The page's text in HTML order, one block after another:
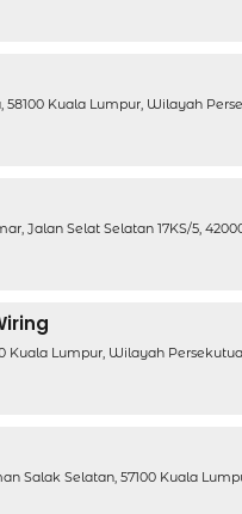
58100 Kuala Lumpur, Wilayah
Jalan Selat Selatan 17KS/5,
Kuala Lumpur, Wilayah
Salak Selatan, 57100 Kuala